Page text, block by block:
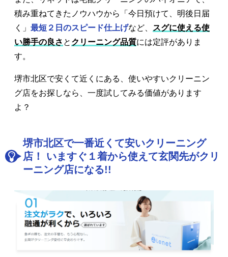
積み重ねてきたノウハウから「今日預けて、明後日届
く」 最短２日のスピード仕上げなど、
スグに使える使
い勝手の良さ と クリーニング品質には定評がありま
す。
堺市北区で安くて近くにある、使いやすいクリーニン
グ店をお探しなら、一度試してみる価値があります
よ？
堺市北区で一番近くて安いクリーニング
店！ いますぐ１着から使えて玄関先がクリ
ーニング店になる!!